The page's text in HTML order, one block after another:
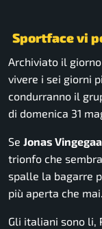
Sportface vi
Archiviato il
vivere i sei giorni
condurranno il
di domenica 31
Se Jonas
trionfo che
spalle la bagarre
più aperta che mai.
Gli italiani sono li,